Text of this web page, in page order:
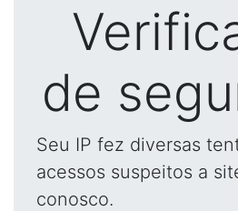
de
Seu IP fez diversas
acessos suspeitos a
conosco.